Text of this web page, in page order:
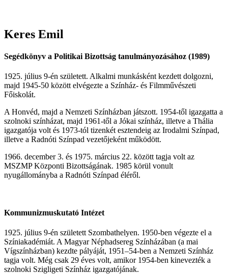
Keres Emil
Segédkönyv a Politikai Bizottság tanulmányozásához (1989)
1925. július 9-én született. Alkalmi munkásként kezdett dolgozni,
majd 1945-50 között elvégezte a Színház- és Filmművészeti
Főiskolát.
A Honvéd, majd a Nemzeti Színházban játszott. 1954-től igazgatta a
szolnoki színházat, majd 1961-től a Jókai színház, illetve a Thália
igazgatója volt és 1973-tól tizenkét esztendeig az Irodalmi Színpad,
illetve a Radnóti Színpad vezetőjeként működött.
1966. december 3. és 1975. március 22. között tagja volt az
MSZMP Központi Bizottságának. 1985 körül vonult
nyugállományba a Radnóti Színpad éléről.
Kommunizmuskutató Intézet
1925. július 9-én született Szombathelyen. 1950-ben végezte el a
Színiakadémiát. A Magyar Néphadsereg Színházában (a mai
Vígszínházban) kezdte pályáját, 1951–54-ben a Nemzeti Színház
tagja volt. Még csak 29 éves volt, amikor 1954-ben kinevezték a
szolnoki Szigligeti Színház igazgatójának.